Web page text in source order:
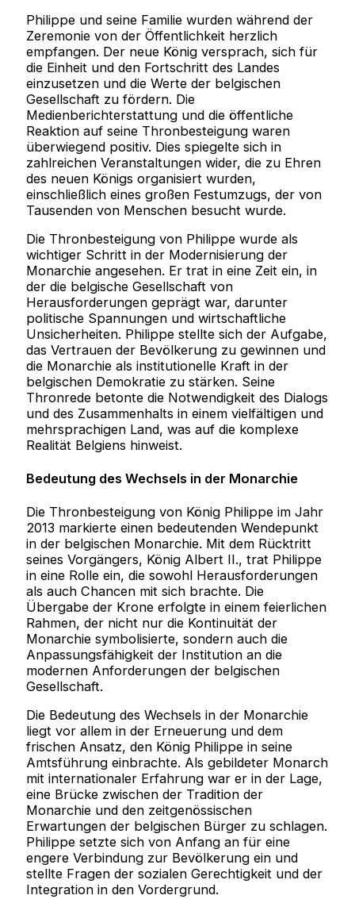
Philippe und seine Familie wurden während der
Zeremonie von der Öffentlichkeit herzlich
empfangen. Der neue König versprach, sich für
die Einheit und den Fortschritt des Landes
einzusetzen und die Werte der belgischen
Gesellschaft zu fördern. Die
Medienberichterstattung und die öffentliche
Reaktion auf seine Thronbesteigung waren
überwiegend positiv. Dies spiegelte sich in
zahlreichen Veranstaltungen wider, die zu Ehren
des neuen Königs organisiert wurden,
einschließlich eines großen Festumzugs, der von
Tausenden von Menschen besucht wurde.
Die Thronbesteigung von Philippe wurde als
wichtiger Schritt in der Modernisierung der
Monarchie angesehen. Er trat in eine Zeit ein, in
der die belgische Gesellschaft von
Herausforderungen geprägt war, darunter
politische Spannungen und wirtschaftliche
Unsicherheiten. Philippe stellte sich der Aufgabe,
das Vertrauen der Bevölkerung zu gewinnen und
die Monarchie als institutionelle Kraft in der
belgischen Demokratie zu stärken. Seine
Thronrede betonte die Notwendigkeit des Dialogs
und des Zusammenhalts in einem vielfältigen und
mehrsprachigen Land, was auf die komplexe
Realität Belgiens hinweist.
Bedeutung des Wechsels in der Monarchie
Die Thronbesteigung von König Philippe im Jahr
2013 markierte einen bedeutenden Wendepunkt
in der belgischen Monarchie. Mit dem Rücktritt
seines Vorgängers, König Albert II., trat Philippe
in eine Rolle ein, die sowohl Herausforderungen
als auch Chancen mit sich brachte. Die
Übergabe der Krone erfolgte in einem feierlichen
Rahmen, der nicht nur die Kontinuität der
Monarchie symbolisierte, sondern auch die
Anpassungsfähigkeit der Institution an die
modernen Anforderungen der belgischen
Gesellschaft.
Die Bedeutung des Wechsels in der Monarchie
liegt vor allem in der Erneuerung und dem
frischen Ansatz, den König Philippe in seine
Amtsführung einbrachte. Als gebildeter Monarch
mit internationaler Erfahrung war er in der Lage,
eine Brücke zwischen der Tradition der
Monarchie und den zeitgenössischen
Erwartungen der belgischen Bürger zu schlagen.
Philippe setzte sich von Anfang an für eine
engere Verbindung zur Bevölkerung ein und
stellte Fragen der sozialen Gerechtigkeit und der
Integration in den Vordergrund.